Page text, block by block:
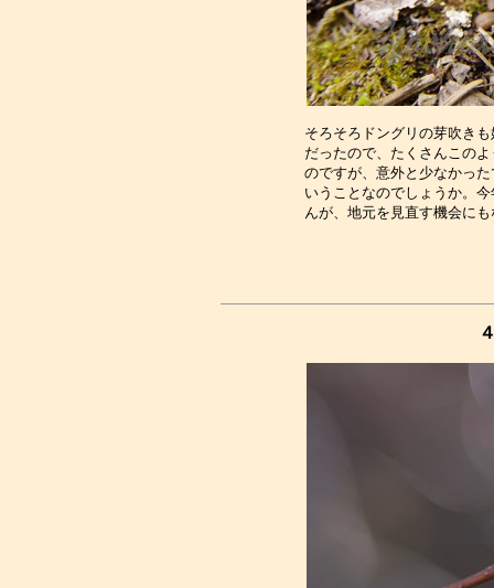
そろそろドングリの芽吹き
だったので、たくさんこの
のですが、意外と少なかっ
いうことなのでしょうか。